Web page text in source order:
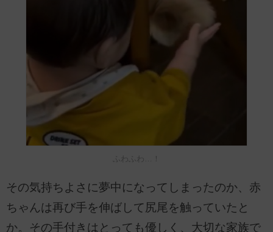
ふわふわ…！
その気持ちよさに夢中になってしまったのか、赤
ちゃんは再び手を伸ばして尻尾を触っていたと
か。その手付きはとっても優しく、大切な家族で